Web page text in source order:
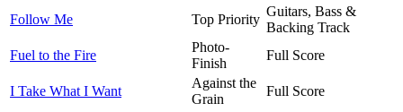
Follow Me
Top Priority
Guitars, Bass &
Backing Track
Fuel to the Fire
Photo-
Finish
Full Score
I Take What I Want
Against the
Grain
Full Score